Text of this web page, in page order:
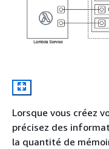
Lorsque vous créez
précisez des
la quantité de